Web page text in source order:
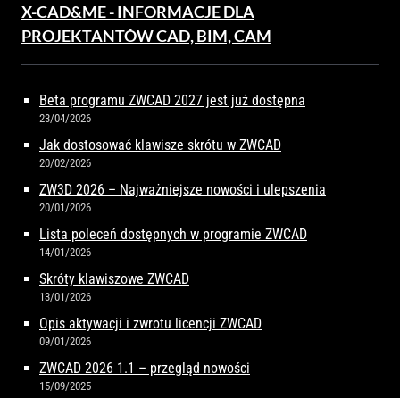
X-CAD&ME - INFORMACJE DLA
PROJEKTANTÓW CAD, BIM, CAM
Beta programu ZWCAD 2027 jest już dostępna
23/04/2026
Jak dostosować klawisze skrótu w ZWCAD
20/02/2026
ZW3D 2026 – Najważniejsze nowości i ulepszenia
20/01/2026
Lista poleceń dostępnych w programie ZWCAD
14/01/2026
Skróty klawiszowe ZWCAD
13/01/2026
Opis aktywacji i zwrotu licencji ZWCAD
09/01/2026
ZWCAD 2026 1.1 – przegląd nowości
15/09/2025